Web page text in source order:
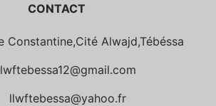
CONTACT
Constantine,Cité Alwajd,Tébéssa
lwftebessa12@gmail.com
llwftebessa@yahoo.fr